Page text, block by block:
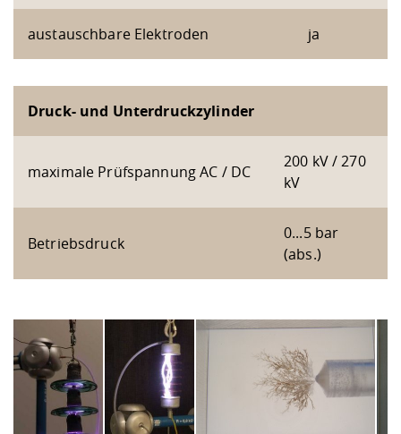
austauschbare Elektroden ja
Druck- und Unterdruckzylinder
maximale Prüfspannung AC / DC
200 kV / 270
kV
Betriebsdruck
0...5 bar
(abs.)